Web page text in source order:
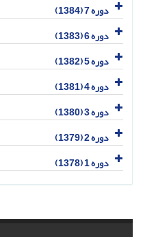
دوره 7 (1384)
دوره 6 (1383)
دوره 5 (1382)
دوره 4 (1381)
دوره 3 (1380)
دوره 2 (1379)
دوره 1 (1378)